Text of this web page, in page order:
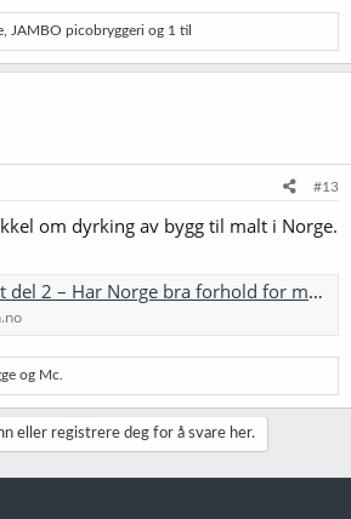
JAMBO picobryggeri og 1 til
#13
om dyrking av bygg til malt i Norge.
Norge bra forhold for maltbygg-dyrking, og hvilke faktorer spiller inn?
og Mc.
eller registrere deg for å svare her.